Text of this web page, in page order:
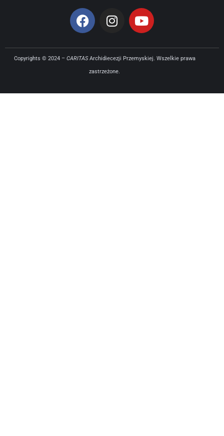
Copyrights © 2024 – CARITASArchidiecezji Przemyskiej. Wszelkie prawa
zastrzeżone.